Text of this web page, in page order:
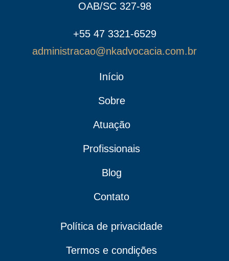
OAB/SC 327-98
+55 47 3321-6529
administracao@nkadvocacia.com.br
Início
Sobre
Atuação
Profissionais
Blog
Contato
Política de privacidade
Termos e condições